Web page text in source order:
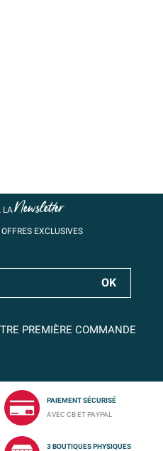
LANewsletter
EXCLUSIVES
PREMIÈRE COMMANDE
PAIEMENT SÉCURISÉ
AVEC CB ET PAYPAL
3 BOUTIQUES PHYSIQUES